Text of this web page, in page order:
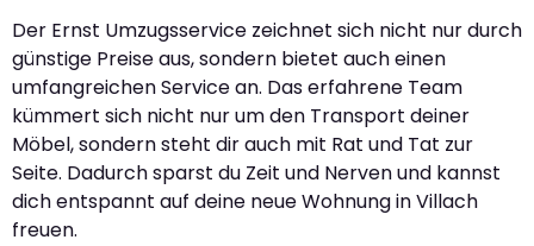
Der Ernst Umzugsservice zeichnet sich nicht nur durch
günstige Preise aus, sondern bietet auch einen
umfangreichen Service an. Das erfahrene Team
kümmert sich nicht nur um den Transport deiner
Möbel, sondern steht dir auch mit Rat und Tat zur
Seite. Dadurch sparst du Zeit und Nerven und kannst
dich entspannt auf deine neue Wohnung in Villach
freuen.